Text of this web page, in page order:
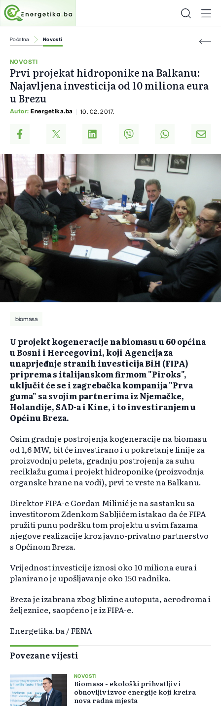
Početna Novosti
NOVOSTI
Prvi projekat hidroponike na Balkanu:
Najavljena investicija od 10 miliona eura
u Brezu
Autor: Energetika.ba 10. 02. 2017.
biomasa
U projekt kogeneracije na biomasu u 60 općina
u Bosni i Hercegovini, koji Agencija za
unaprjeđenje stranih investicija BiH (FIPA)
priprema s italijanskom firmom "Piroks",
uključit će se i zagrebačka kompanija "Prva
guma" sa svojim partnerima iz Njemačke,
Holandije, SAD-a i Kine, i to investiranjem u
Općinu Breza.
Osim gradnje postrojenja kogeneracije na biomasu
od 1,6 MW, bit će investirano i u pokretanje linije za
proizvodnju peleta, gradnju postrojenja za suhu
reciklažu guma i projekt hidroponike (proizvodnja
organske hrane na vodi), prvi te vrste na Balkanu.
Direktor FIPA-e Gordan Milinić je na sastanku sa
investitorom Zdenkom Sabljićem istakao da će FIPA
pružiti punu podršku tom projektu u svim fazama
njegove realizacije kroz javno-privatno partnerstvo
s Općinom Breza.
Vrijednost investicije iznosi oko 10 miliona eura i
planirano je upošljavanje oko 150 radnika.
Breza je izabrana zbog blizine autoputa, aerodroma i
željeznice, saopćeno je iz FIPA-e.
Energetika.ba / FENA
Povezane vijesti
NOVOSTI
Biomasa - ekološki prihvatljiv i
obnovljiv izvor energije koji kreira
nova radna mjesta